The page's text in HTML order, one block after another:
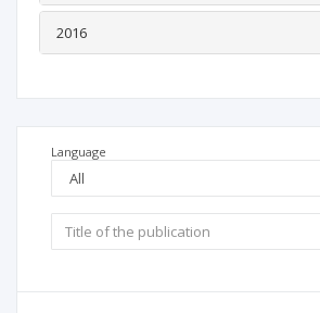
2016
Language